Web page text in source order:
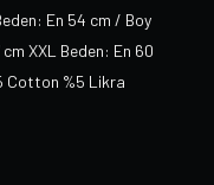
En 54 cm / Boy
XXL Beden: En 60
Cotton %5 Likra